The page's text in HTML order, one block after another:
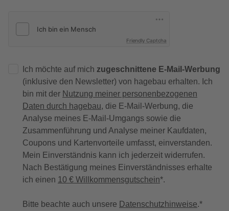
Friendly Captcha
Ich möchte auf mich zugeschnittene E-Mail-Werbung
(inklusive den Newsletter) von hagebau erhalten. Ich
bin mit der Nutzung meiner personenbezogenen
Daten durch hagebau, die E-Mail-Werbung, die
Analyse meines E-Mail-Umgangs sowie die
Zusammenführung und Analyse meiner Kaufdaten,
Coupons und Kartenvorteile umfasst, einverstanden.
Mein Einverständnis kann ich jederzeit widerrufen.
Nach Bestätigung meines Einverständnisses erhalte
ich einen 10 € Willkommensgutschein*.
Bitte beachte auch unsere Datenschutzhinweise.